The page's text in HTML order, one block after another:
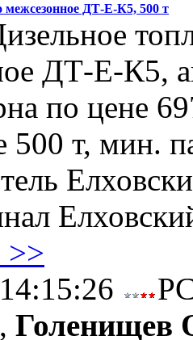
межсезонное ДТ-Е-К5, 500 т
ДТ-Е-К5,
по цене
500 т, мин.
>>
Голенищев